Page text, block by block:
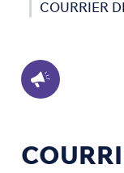
COURRIER